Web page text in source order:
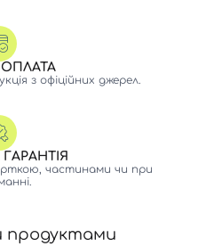
з офіційних джерел.
частинами чи при
продуктами